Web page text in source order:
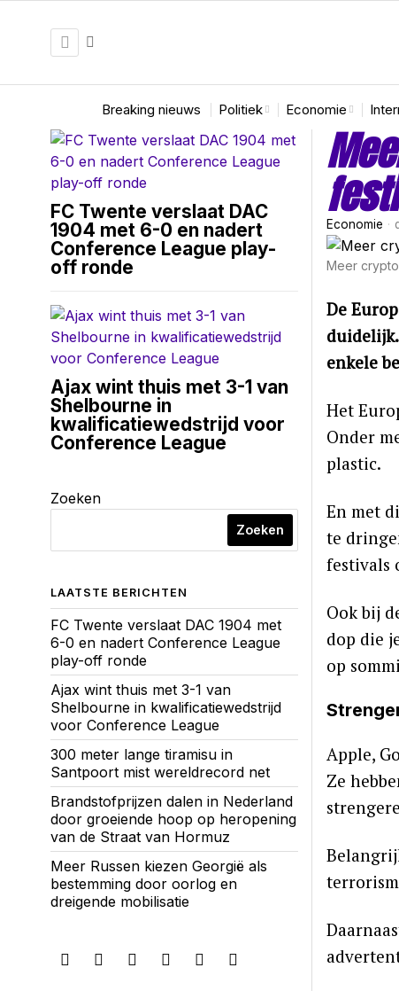
Breaking nieuws Politiek Economie
Economie
Meer
De
enkele
Het
Onder
plastic.
En met
te
festivals
Ook bij
dop die
op
Apple,
Ze
FC Twente verslaat DAC
1904 met 6-0 en nadert
Conference League play-
off ronde
Ajax wint thuis met 3-1 van
Shelbourne in
kwalificatiewedstrijd voor
Conference League
Zoeken
Zoeken
LAATSTE BERICHTEN
FC Twente verslaat DAC 1904 met
6-0 en nadert Conference League
play-off ronde
Ajax wint thuis met 3-1 van
Shelbourne in kwalificatiewedstrijd
voor Conference League
300 meter lange tiramisu in
Santpoort mist wereldrecord net
Brandstofprijzen dalen in Nederland
door groeiende hoop op heropening
van de Straat van Hormuz
Meer Russen kiezen Georgië als
bestemming door oorlog en
dreigende mobilisatie